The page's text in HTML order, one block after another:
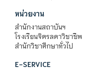
หน่วยงาน
สำนักงานสถาบันฯ
โรงเรียนจิตรลดาวิชาชีพ
สำนักวิชาศึกษาทั่วไป
E-SERVICE